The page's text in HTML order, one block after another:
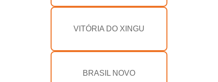
VITÓRIA DO XINGU
BRASIL NOVO